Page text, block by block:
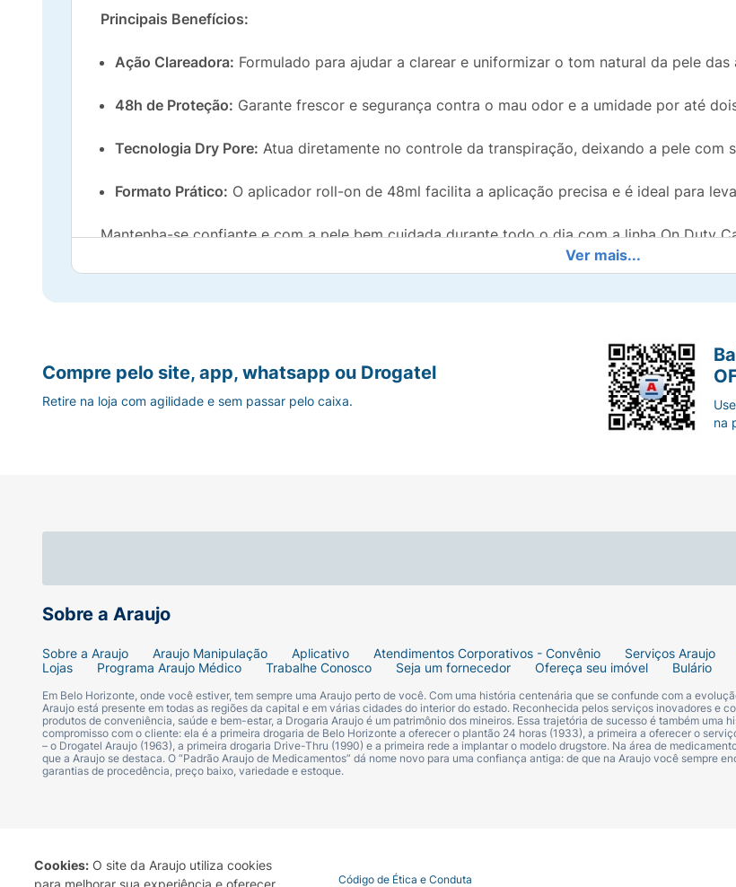
Cookies: O site da Araujo utiliza cookies
para melhorar sua experiência e oferecer
Principais Benefícios:
Ação Clareadora: Formulado para ajudar a clarear e uniformizar o tom natural da pele das
48h de Proteção: Garante frescor e segurança contra o mau odor e a umidade por até
Tecnologia Dry Pore: Atua diretamente no controle da transpiração, deixando a pele com
Formato Prático: O aplicador roll-on de 48ml facilita a aplicação precisa e é ideal para
Mantenha-se confiante e com a pele bem cuidada durante todo o dia com a linha On Duty
Ver mais...
Sobre a Araujo
Sobre a Araujo Araujo Manipulação Aplicativo Atendimentos Corporativos - Convênio Serviços Araujo
Lojas
Programa Araujo Médico Trabalhe Conosco Seja um fornecedor Ofereça seu imóvel Bulário
Em Belo Horizonte, onde você estiver, tem sempre uma Araujo perto de você. Com uma história centenária que se confunde com a
Araujo está presente em todas as regiões da capital e em várias cidades do interior do estado. Reconhecida pelos serviços inovadores e
produtos de conveniência, saúde e bem-estar, a Drogaria Araujo é um patrimônio dos mineiros. Essa trajetória de sucesso é também uma
compromisso com o cliente: ela é a primeira drogaria de Belo Horizonte a oferecer o plantão 24 horas (1933), a primeira a oferecer o
– o Drogatel Araujo (1963), a primeira drogaria Drive-Thru (1990) e a primeira rede a implantar o modelo drugstore. Na área de
que a Araujo se destaca. O “Padrão Araujo de Medicamentos” dá nome novo para uma confiança antiga: de que na Araujo você sempre
garantias de procedência, preço baixo, variedade e estoque.
Compre pelo site, app, whatsapp ou Drogatel
Retire na loja com agilidade e sem passar pelo caixa.
na
Termo de Uso Portal da Privacidade Covid-19 Código de Ética e Conduta